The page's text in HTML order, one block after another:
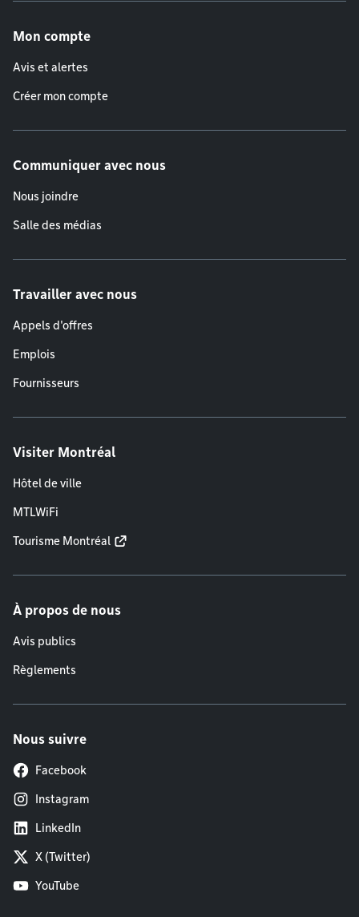
Mon compte
Avis et alertes
Créer mon compte
Communiquer avec nous
Nous joindre
Salle des médias
Travailler avec nous
Appels d'offres
Emplois
Fournisseurs
Visiter Montréal
Hôtel de ville
MTLWiFi
Tourisme Montréal
À propos de nous
Avis publics
Règlements
Nous suivre
Facebook
Instagram
LinkedIn
X (Twitter)
YouTube